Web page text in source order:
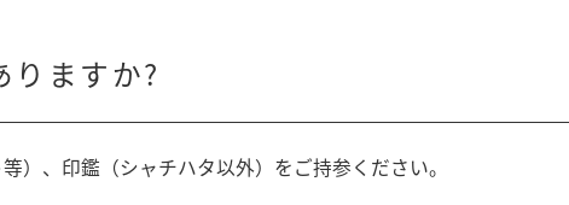
りますか?
）、印鑑（シャチハタ以外）をご持参ください。